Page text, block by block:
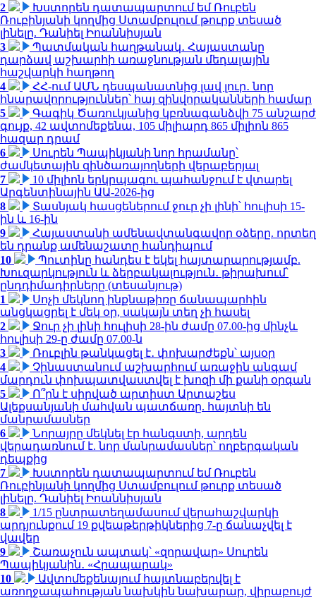
2
Խստորեն դատապարտում եմ Ռուբեն
Ռուբինյանի կողմից Ստամբուլում թուրք տեսած
լինելը. Դանիել Իոաննիսյան
3
Պատմական հաղթանակ․ Հայաստանը
դարձավ աշխարհի առաջնության մեդալային
հաշվարկի հաղթող
4
ՀՀ-ում ԱՄՆ դեսպանատնից լավ լուր․ նոր
հնարավորություններ՝ հայ զինվորականների համար
5
Գագիկ Ծառուկյանից կբռնագանձվի 75 անշարժ
գույք, 42 ավտոմեքենա, 105 միլիարդ 865 միլիոն 865
հազար դրամ
6
Սուրեն Պապիկյանի նոր հրամանը՝
ժամկետային զինծառայողների վերաբերյալ
7
10 միլիոն երկրպագու պահանջում է վտարել
Արգենտինային ԱԱ-2026-ից
8
Տասնյակ հասցեներում ջուր չի լինի՝ հուլիսի 15-
ին և 16-ին
9
Հայաստանի ամենավտանգավոր օձերը. որտեղ
են դրանք ամենաշատը հանդիպում
10
Պուտինը հանդես է եկել հայտարարությամբ.
Խուզարկություն և ձերբակալություն․ թիրախում՝
ընդդիմադիրները (տեսանյութ)
1
Սոչի մեկնող ինքնաթիռը ճանապարհին
անցկացրել է մեկ օր, սակայն տեղ չի հասել
2
Ջուր չի լինի հուլիսի 28-ին ժամը 07.00-ից մինչև
հուլիսի 29-ը ժամը 07.00-ն
3
Ռուբլին թանկացել է․ փոխարժեքն՝ այսօր
4
Չինաստանում աշխարհում առաջին անգամ
մարդուն փոխպատվաստվել է խոզի մի քանի օրգան
5
Ո՞րն է սիրված արտիստ Արտաշես
Ալեքսանյանի մահվան պատճառը. հայտնի են
մանրամասներ
6
Նորայրը մեկնել էր հանգստի, արդեն
վերադառնում է. նոր մանրամասներ՝ ողբերգական
դեպքից
7
Խստորեն դատապարտում եմ Ռուբեն
Ռուբինյանի կողմից Ստամբուլում թուրք տեսած
լինելը. Դանիել Իոաննիսյան
8
1/15 ընտրատեղամասում վերահաշվարկի
արդյունքում 19 քվեաթերթիկներից 7-ը ճանաչվել է
վավեր
9
Շառաչուն ապտակ՝ «զորավար» Սուրեն
Պապիկյանին․ «Հրապարակ»
10
Ավտոմեքենայում հայտնաբերվել է
առողջապահության նախկին նախարար, վիրաբույժ